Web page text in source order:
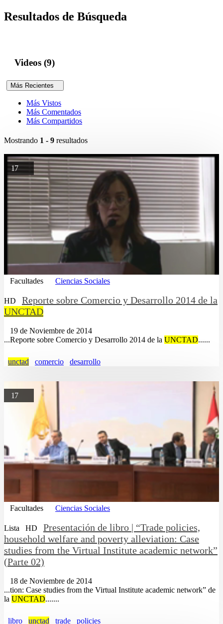
Resultados de Búsqueda
Videos (9)
Más Recientes
Más Vistos
Más Comentados
Más Compartidos
Mostrando 1 - 9 resultados
17
Facultades Ciencias Sociales
HD
Reporte sobre Comercio y Desarrollo 2014 de la
UNCTAD
19 de Noviembre de 2014
...Reporte sobre Comercio y Desarrollo 2014 de la UNCTAD......
unctad comercio desarrollo
17
Facultades Ciencias Sociales
Lista HD
Presentación de libro | “Trade policies,
household welfare and poverty alleviation: Case
studies from the Virtual Institute academic network”
(Parte 02)
18 de Noviembre de 2014
...tion: Case studies from the Virtual Institute academic network” de
la UNCTAD.......
libro unctad trade policies